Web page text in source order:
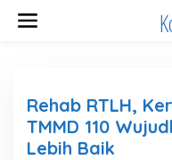
Rehab RTLH,
TMMD 110
Lebih Baik